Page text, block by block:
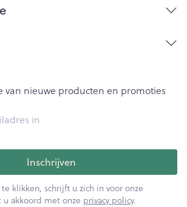
van nieuwe producten en promoties
Inschrijven
klikken, schrijft u zich in voor onze
akkoord met onze privacy policy.